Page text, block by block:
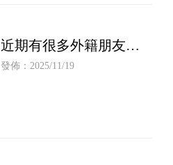
近期有很多外籍朋友都
受害，所以要教育一下
發佈：2025/11/19